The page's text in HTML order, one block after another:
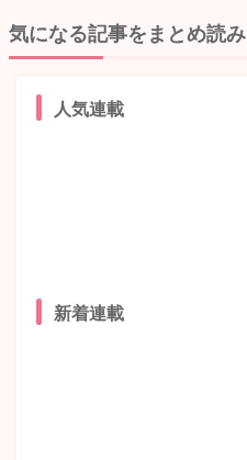
気になる記事をまとめ読み
人気連載
新着連載